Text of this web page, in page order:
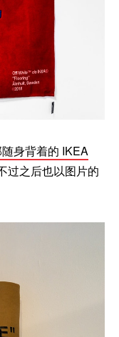
身背着的 IKEA
过之后也以图片的